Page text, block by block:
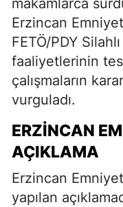
makamlarca
Erzincan
FETÖ/PDY
faaliyetlerinin
çalışmaların
vurguladı.
ERZINCAN
AÇIKLAMA
Erzincan
yapılan